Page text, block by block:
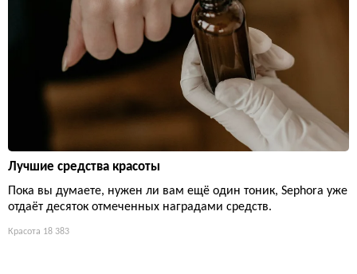
Лучшие средства красоты
Пока вы думаете, нужен ли вам ещё один тоник, Sephora уже
отдаёт десяток отмеченных наградами средств.
Красота 18 383